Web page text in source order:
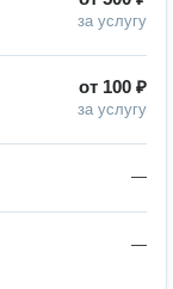
за услугу
от 100 ₽
за услугу
—
—